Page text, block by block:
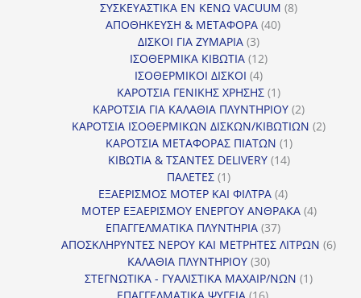
ΣΥΣΚΕΥΑΣΤΙΚΑ ΕΝ ΚΕΝΩ VACUUM 88
ΑΠΟΘΗΚΕΥΣΗ & ΜΕΤΑΦΟΡΑ 4040
ΔΙΣΚΟΙ ΓΙΑ ΖΥΜΑΡΙΑ 33
προϊόντα
ΙΣΟΘΕΡΜΙΚΑ ΚΙΒΩΤΙΑ 1212
ΙΣΟΘΕΡΜΙΚΟΙ ΔΙΣΚΟΙ 44
προϊόντα
ΚΑΡΟΤΣΙΑ ΓΕΝΙΚΗΣ ΧΡΗΣΗΣ 11
προϊόν
ΚΑΡΟΤΣΙΑ ΓΙΑ ΚΑΛΑΘΙΑ ΠΛΥΝΤΗΡΙΟΥ 22
προϊόντα
ΚΑΡΟΤΣΙΑ ΙΣΟΘΕΡΜΙΚΩΝ ΔΙΣΚΩΝ/ΚΙΒΩΤΙΩΝ 22
ΚΑΡΟΤΣΙΑ ΜΕΤΑΦΟΡΑΣ ΠΙΑΤΩΝ 11
προϊόν
ΚΙΒΩΤΙΑ & ΤΣΑΝΤΕΣ DELIVERY 1414
ΠΑΛΕΤΕΣ 11
προϊόν
ΕΞΑΕΡΙΣΜΟΣ ΜΟΤΕΡ ΚΑΙ ΦΙΛΤΡΑ 44
προϊόντα
ΜΟΤΕΡ ΕΞΑΕΡΙΣΜΟΥ ΕΝΕΡΓΟΥ ΑΝΘΡΑΚΑ 44
ΕΠΑΓΓΕΛΜΑΤΙΚΑ ΠΛΥΝΤΗΡΙΑ 3737
προϊόντα
ΑΠΟΣΚΛΗΡΥΝΤΕΣ ΝΕΡΟΥ ΚΑΙ ΜΕΤΡΗΤΕΣ ΛΙΤΡΩΝ 66
ΚΑΛΑΘΙΑ ΠΛΥΝΤΗΡΙΟΥ 3030
προϊόντα
ΣΤΕΓΝΩΤΙΚΑ - ΓΥΑΛΙΣΤΙΚΑ ΜΑΧΑΙΡ/ΝΩΝ 11
16